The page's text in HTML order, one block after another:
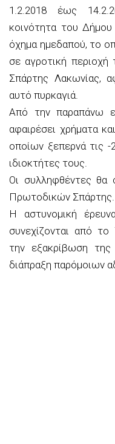
1.2.2018 έως
κοινότητα του Δήμου
όχημα ημεδαπού, το
σε αγροτική περιοχή
Σπάρτης Λακωνίας,
αυτό πυρκαγιά.
Από την παραπάνω
αφαιρέσει χρήματα
οποίων ξεπερνά τις
ιδιοκτήτες τους.
Οι συλληφθέντες θα
Πρωτοδικών Σπάρτης.
Η αστυνομική
συνεχίζονται από
την εξακρίβωση
διάπραξη παρόμοιων